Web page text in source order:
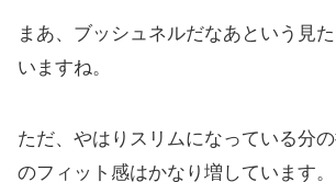
まあ、ブッシュネルだなあという見
いますね。
ただ、やはりスリムになっている分の
のフィット感はかなり増しています。